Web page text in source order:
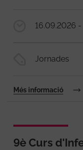
16.09.2026
Jornades
Més informació
9è Curs